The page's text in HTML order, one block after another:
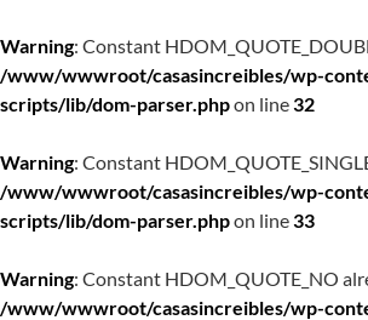
Warning: Constant
/www/wwwroot/casasincreibles/wp-
scripts/lib/dom-parser.phpon line32
Warning: Constant
/www/wwwroot/casasincreibles/wp-
scripts/lib/dom-parser.phpon line33
Warning: Constant HDOM_QUOTE_NO
/www/wwwroot/casasincreibles/wp-